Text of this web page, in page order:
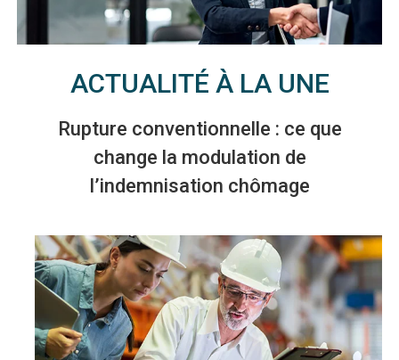
ACTUALITÉ À LA UNE
Rupture conventionnelle : ce que
change la modulation de
l’indemnisation chômage